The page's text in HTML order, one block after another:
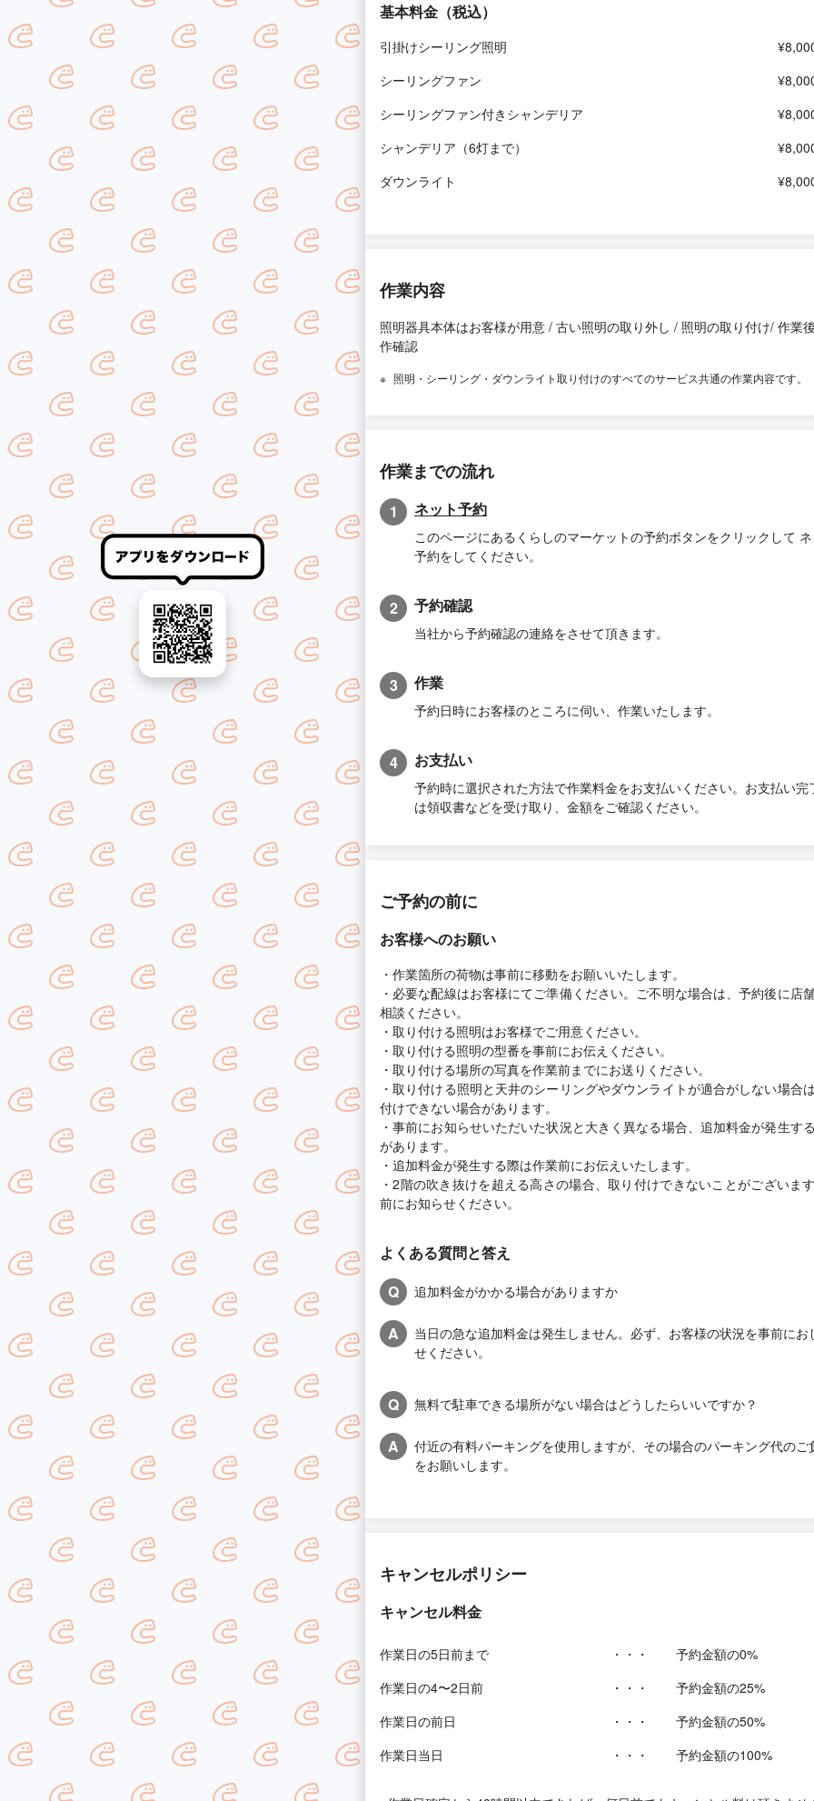
基本料金（税込）
引掛けシーリング照明
シーリングファン
シーリングファン付きシャンデリア
シャンデリア（6灯まで）
ダウンライト
作業内容
照明器具本体はお客様が用意 / 古い照明の取り外し / 照明の取り付け/ 作業
作確認
照明・シーリング・ダウンライト取り付けのすべてのサービス共通の作業内容です。
作業までの流れ
1 ネット予約
このページにあるくらしのマーケットの予約ボタンをクリックして
予約をしてください。
2 予約確認
当社から予約確認の連絡をさせて頂きます。
3 作業
予約日時にお客様のところに伺い、作業いたします。
4 お支払い
予約時に選択された方法で作業料金をお支払いください。お支払い完
は領収書などを受け取り、金額をご確認ください。
ご予約の前に
お客様へのお願い
・作業箇所の荷物は事前に移動をお願いいたします。
・必要な配線はお客様にてご準備ください。ご不明な場合は、予約後に店
相談ください。
・取り付ける照明はお客様でご用意ください。
・取り付ける照明の型番を事前にお伝えください。
・取り付ける場所の写真を作業前までにお送りください。
・取り付ける照明と天井のシーリングやダウンライトが適合がしない場合
付けできない場合があります。
・事前にお知らせいただいた状況と大きく異なる場合、追加料金が発生す
があります。
・追加料金が発生する際は作業前にお伝えいたします。
・2階の吹き抜けを超える高さの場合、取り付けできないことがございま
前にお知らせください。
よくある質問と答え
Q
追加料金がかかる場合がありますか
A
当日の急な追加料金は発生しません。必ず、お客様の状況を事前にお
せください。
Q 無料で駐車できる場所がない場合はどうしたらいいですか？
A
付近の有料パーキングを使用しますが、その場合のパーキング代のご
をお願いします。
キャンセルポリシー
キャンセル料金
作業日の5日前まで ・・・
予約金額の0%
作業日の4〜2日前
・・・
予約金額の25%
作業日の前日
・・・
予約金額の50%
作業日当日
・・・ 予約金額の100%